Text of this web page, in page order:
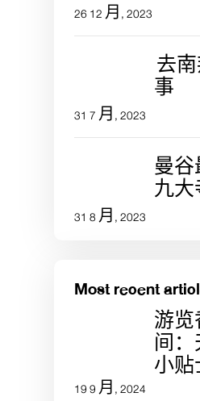
26 12 月, 2023
去
事
31 7 月, 2023
曼谷
九大
31 8 月, 2023
Most recent
游览
间：
小贴
19 9 月, 2024